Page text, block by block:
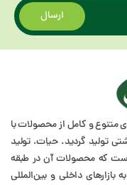
ارسال
عرضه سبدی متنوع و کامل از محصولات با
تولید گردید. حیات، تولید
که محصولات آن در طبقه
داخلی و بین‌المللی